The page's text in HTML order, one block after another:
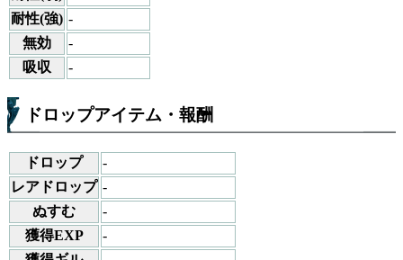
耐性(強) -
無効
-
吸収
-
ドロップアイテム・報酬
ドロップ
-
レアドロップ -
ぬすむ
-
獲得EXP
-